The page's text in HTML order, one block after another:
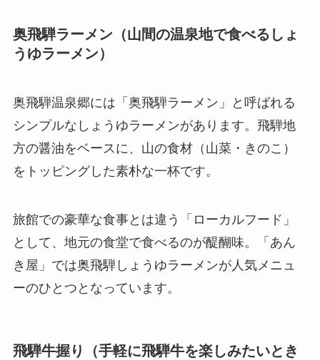
奥飛騨ラーメン（山間の温泉地で食べるしょ
うゆラーメン）
奥飛騨温泉郷には「奥飛騨ラーメン」と呼ばれる
シンプルなしょうゆラーメンがあります。飛騨地
方の醤油をベースに、山の食材（山菜・きのこ）
をトッピングした素朴な一杯です。
旅館での豪華な食事とは違う「ローカルフード」
として、地元の食堂で食べるのが醍醐味。「あん
き屋」では奥飛騨しょうゆラーメンが人気メニュ
ーのひとつとなっています。
飛騨牛握り（手軽に飛騨牛を楽しみたいとき